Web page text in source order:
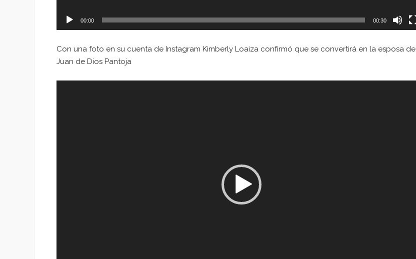
00:00 00:30
Con una foto en su cuenta de Instagram Kimberly Loaiza confirmó que se convertirá en la esposa de
Juan de Dios Pantoja